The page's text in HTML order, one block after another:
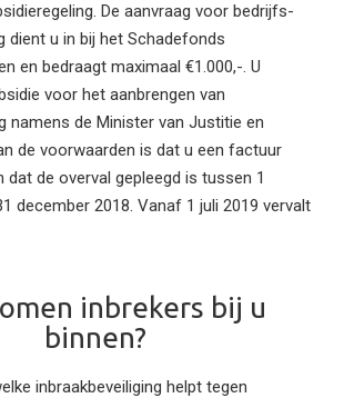
De aanvraag voor bedrijfs-
dient u in bij het Schadefonds
en bedraagt maximaal €1.000,-. U
voor het aanbrengen van
namens de Minister van Justitie en
de voorwaarden is dat u een factuur
de overval gepleegd is tussen 1
december 2018. Vanaf 1 juli 2019 vervalt
inbrekers bij u
binnen?
inbraakbeveiliging helpt tegen